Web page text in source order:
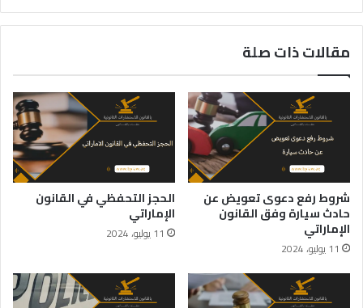
مقالات ذات صلة
شروط رفع دعوى تعويض عن
حادث سيارة وفق القانون
الإماراتي
11 يوليو، 2024
الحجز التحفظي في القانون
الإماراتي
11 يوليو، 2024